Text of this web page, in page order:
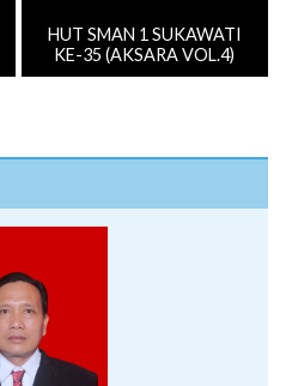
HUT SMAN 1 SUKAWATI
KE-35 (AKSARA VOL.4)